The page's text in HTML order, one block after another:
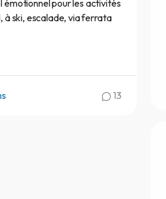
émotionnel pour les activités
à ski, escalade, via ferrata
13